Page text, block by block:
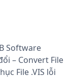
Software
– Convert File
File .VIS lỗi